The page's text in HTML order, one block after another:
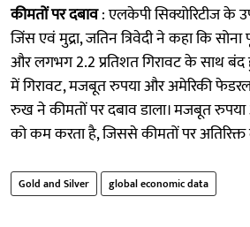
कीमतों पर दबाव: एलकेपी सिक्योरिटीज के
जिंस एवं मुद्रा, जतिन त्रिवेदी ने कहा कि
और लगभग 2.2 प्रतिशत गिरावट के साथ बंद
में गिरावट, मजबूत रुपया और अमेरिकी
रुख ने कीमतों पर दबाव डाला। मजबूत
को कम करता है, जिससे कीमतों पर अतिरिक्त
Gold and Silver global economic data